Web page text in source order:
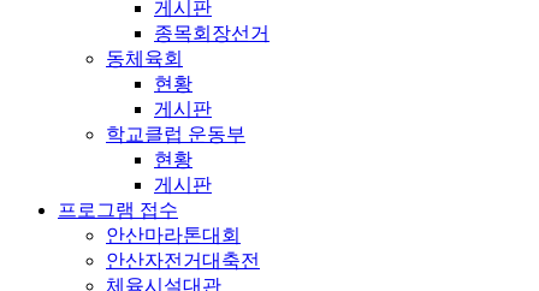
게시판
종목회장선거
동체육회
현황
게시판
학교클럽 운동부
현황
게시판
프로그램 접수
안산마라톤대회
안산자전거대축전
체육시설대관